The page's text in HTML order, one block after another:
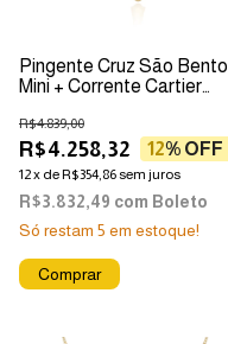
Pingente Cruz São Bento
Mini + Corrente Cartier
R$4.258,32
R$4.839,00
12% OFF
12x deR$354,86sem juros
R$3.832,49 com Boleto
Só restam 5 em estoque!